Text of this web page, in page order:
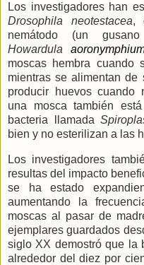
Los investigadores han
Drosophila neotestacea,
nemátodo (un
Howardula
moscas hembra cuando
mientras se alimentan de
producir huevos cuando
una mosca también
bacteria llamada
bien y no esterilizan a las
Los investigadores
resultas del impacto
se ha estado
aumentando la
moscas al pasar de
ejemplares guardados
siglo XX demostró que la
alrededor del diez por